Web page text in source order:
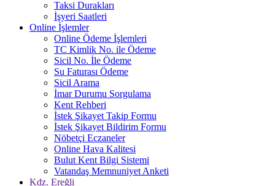
Taksi Durakları
İşyeri Saatleri
Online İşlemler
Online Ödeme İşlemleri
TC Kimlik No. ile Ödeme
Sicil No. İle Ödeme
Su Faturası Ödeme
Sicil Arama
İmar Durumu Sorgulama
Kent Rehberi
İstek Şikayet Takip Formu
İstek Şikayet Bildirim Formu
Nöbetçi Eczaneler
Online Hava Kalitesi
Bulut Kent Bilgi Sistemi
Vatandaş Memnuniyet Anketi
Kdz. Ereğli